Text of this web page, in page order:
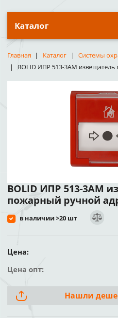
Каталог
Главная Каталог
Системы
BOLID ИПР 513-3АМ
BOLID ИПР 513-3АМ
пожарный ручной
в наличии >20 шт
Цена:
Цена опт:
Нашли